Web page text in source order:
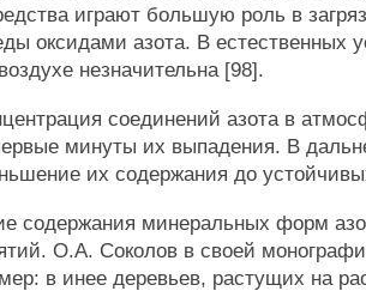
играют большую роль в
оксидами азота. В естественных
незначительна [98].
соединений азота в
минуты их выпадения. В
их содержания до
содержания минеральных форм
О.А. Соколов в своей
в инее деревьев, растущих на